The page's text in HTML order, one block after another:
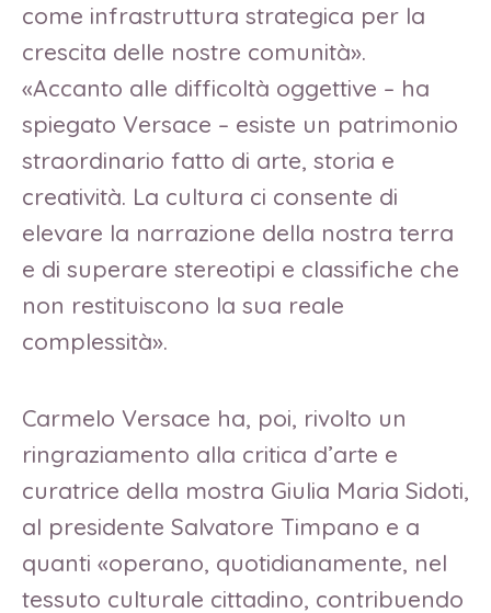
come infrastruttura strategica per la
crescita delle nostre comunità».
«Accanto alle difficoltà oggettive – ha
spiegato Versace – esiste un patrimonio
straordinario fatto di arte, storia e
creatività. La cultura ci consente di
elevare la narrazione della nostra terra
e di superare stereotipi e classifiche che
non restituiscono la sua reale
complessità».
Carmelo Versace ha, poi, rivolto un
ringraziamento alla critica d’arte e
curatrice della mostra Giulia Maria Sidoti,
al presidente Salvatore Timpano e a
quanti «operano, quotidianamente, nel
tessuto culturale cittadino, contribuendo